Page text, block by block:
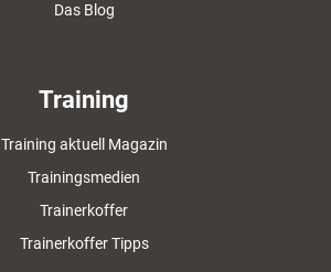
Das Blog
Training
Training aktuell Magazin
Trainingsmedien
Trainerkoffer
Trainerkoffer Tipps